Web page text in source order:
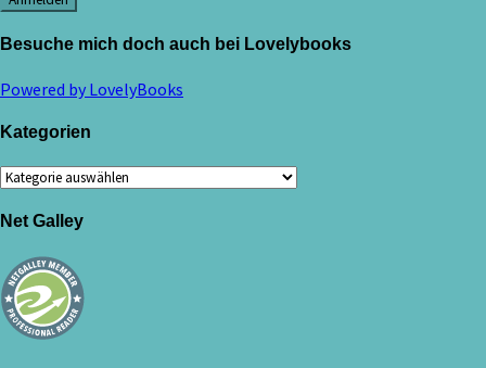
Besuche mich doch auch bei Lovelybooks
Powered by LovelyBooks
Kategorien
Kategorien
Net Galley